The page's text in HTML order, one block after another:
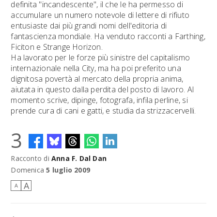
definita "incandescente", il che le ha permesso di
accumulare un numero notevole di lettere di rifiuto
entusiaste dai più grandi nomi dell'editoria di
fantascienza mondiale. Ha venduto racconti a Farthing,
Ficiton e Strange Horizon.
Ha lavorato per le forze più sinistre del capitalismo
internazionale nella City, ma ha poi preferito una
dignitosa povertà al mercato della propria anima,
aiutata in questo dalla perdita del posto di lavoro. Al
momento scrive, dipinge, fotografa, infila perline, si
prende cura di cani e gatti, e studia da strizzacervelli.
3
Racconto di Anna F. Dal Dan
Domenica 5 luglio 2009
A A